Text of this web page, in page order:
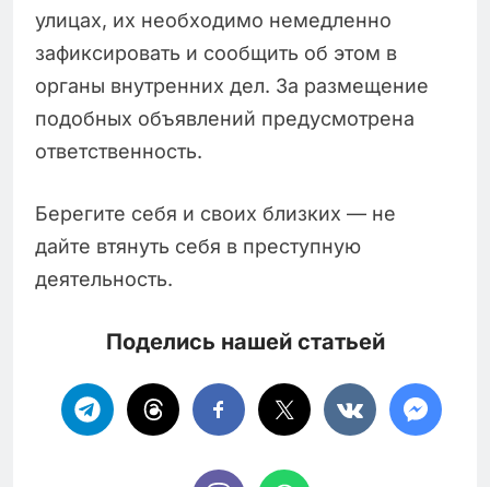
улицах, их необходимо немедленно
зафиксировать и сообщить об этом в
органы внутренних дел. За размещение
подобных объявлений предусмотрена
ответственность.
Берегите себя и своих близких — не
дайте втянуть себя в преступную
деятельность.
Поделись нашей статьей